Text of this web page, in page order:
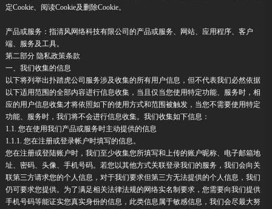
定Cookie、阅读Cookie及删除Cookie。
产品或服务：指清风网络科技有限公司的产品或服务、网站、应用程序、客户
端、服务及工具。
第二部分 隐私政策条款
一、我们收集的信息
以下将列举出扑踏虎公司服务涉及收集的所有用户信息，但不代表我们必然依据
以下适用范围的全部内容进行信息收集，当且仅当您使用特定功能、服务时，相
应的用户信息收集才将依照如下的使用方式和范围被触发，当您不需要使用特定
功能、服务时，我们将不会进行信息收集。我们收集如下信息：
1.1. 您在使用我们产品或服务时主动提供的信息
1.1.1. 您在注册或登录帐户时填写的信息。
您在注册或登陆账户时，我们至少收集您所填写和上传的账户昵称、电子邮箱地
址、密码、头像、手机号码。若您以其他方式关联登录我们的服务，我们会向关
联第三方请求您的个人信息，对于我们要求但第三方无法提供的个人信息，我们
仍可要求您提供。为了满足相关法律法规的网络实名制要求，您需要向我们提供
手机号码等能证实您真实身份的信息，此类信息属于敏感信息，我们会尽最大努